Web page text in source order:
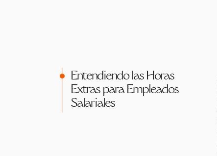
Entendiendo las Horas
Extras para Empleados
Salariales